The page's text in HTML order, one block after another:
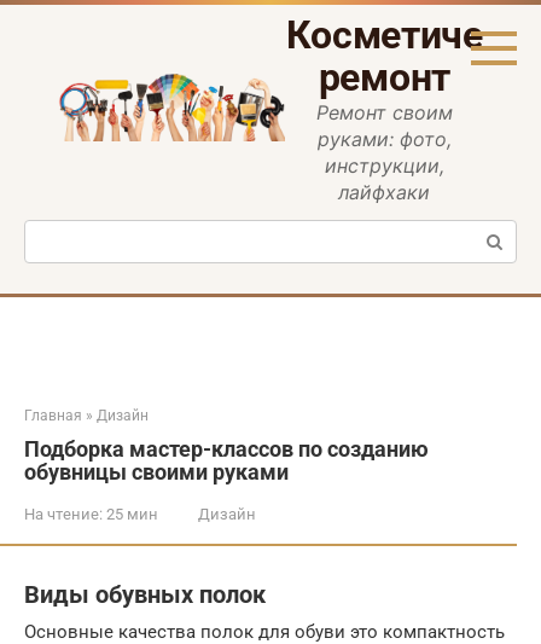
Перейти
ремонт
Ремонт своим
руками: фото,
инструкции,
лайфхаки
Поиск:
Главная » Дизайн
Подборка мастер-классов по созданию
обувницы своими руками
На чтение: 25 мин Дизайн
Виды обувных полок
Основные качества полок для обуви это компактность